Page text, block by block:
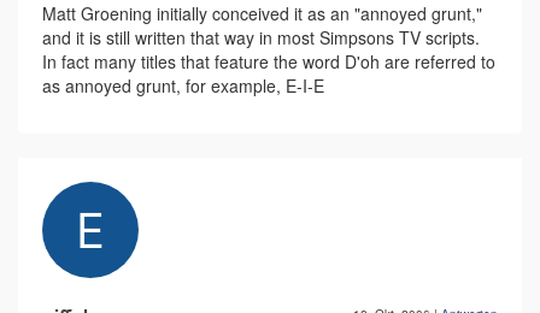
Matt Groening initially conceived it as an "annoyed grunt,"
and it is still written that way in most Simpsons TV scripts.
In fact many titles that feature the word D'oh are referred to
as annoyed grunt, for example, E-I-E